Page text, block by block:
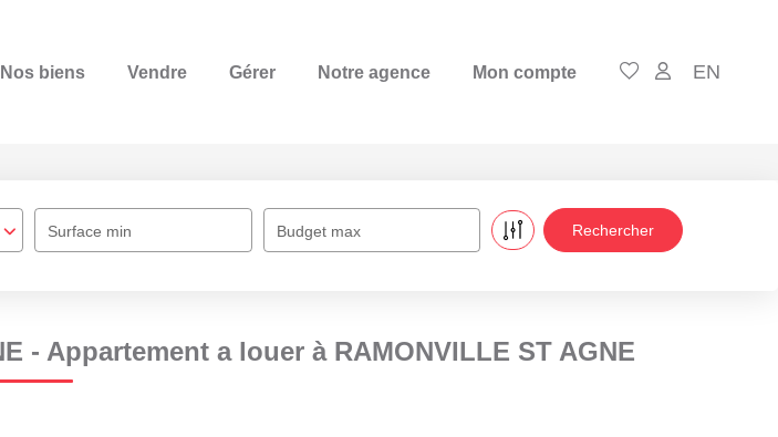
Nos biens Vendre Gérer Notre agence Mon compte EN
Surface min Budget max
- Appartement a louer à RAMONVILLE ST AGNE